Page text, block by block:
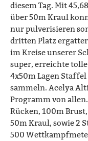
diesem Tag. Mit
über 50m Kraul
nur pulverisieren
dritten Platz
im Kreise unserer
super, erreichte
4x50m Lagen
sammeln. Acelya
Programm von
Rücken, 100m
50m Kraul, sowie 2
500